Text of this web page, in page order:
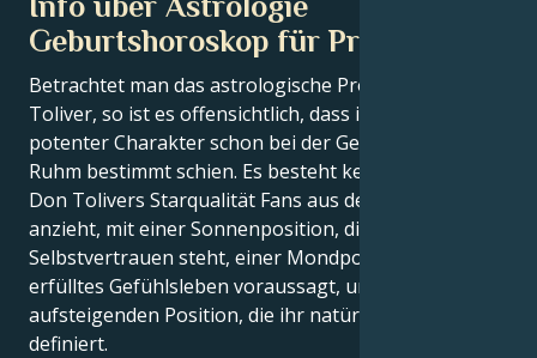
Geburtshoroskop für Prominente
Betrachtet man das astrologische Profil von Don
Toliver, so ist es offensichtlich, dass ihr eindeutig
potenter Charakter schon bei der Geburt für den
Ruhm bestimmt schien. Es besteht kein Zweifel, dass
Don Tolivers Starqualität Fans aus der ganzen Welt
anzieht, mit einer Sonnenposition, die für
Selbstvertrauen steht, einer Mondposition, die ein
erfülltes Gefühlsleben voraussagt, und einer
aufsteigenden Position, die ihr natürliches Charisma
definiert.